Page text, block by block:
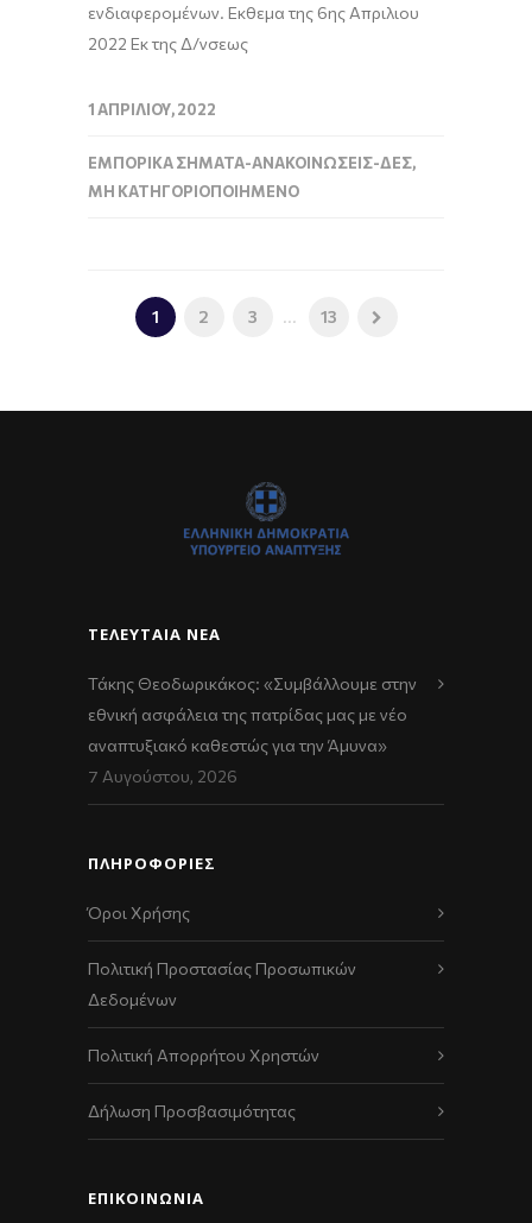
ενδιαφερομένων. Εκθεμα της 6ης Απριλιου
2022 Εκ της Δ/νσεως
1 ΑΠΡΙΛΊΟΥ, 2022
ΕΜΠΟΡΙΚΆ ΣΉΜΑΤΑ-ΑΝΑΚΟΙΝΏΣΕΙΣ-ΔΕΣ,
ΜΗ ΚΑΤΗΓΟΡΙΟΠΟΙΗΜΈΝΟ
1 2 3 ... 13
ΤΕΛΕΥΤΑΊΑ ΝΈΑ
Τάκης Θεοδωρικάκος: «Συμβάλλουμε στην
εθνική ασφάλεια της πατρίδας μας με νέο
αναπτυξιακό καθεστώς για την Άμυνα»
7 Αυγούστου, 2026
ΠΛΗΡΟΦΟΡΙΕΣ
Όροι Χρήσης
Πολιτική Προστασίας Προσωπικών
Δεδομένων
Πολιτική Απορρήτου Χρηστών
Δήλωση Προσβασιμότητας
ΕΠΙΚΟΙΝΩΝΊΑ